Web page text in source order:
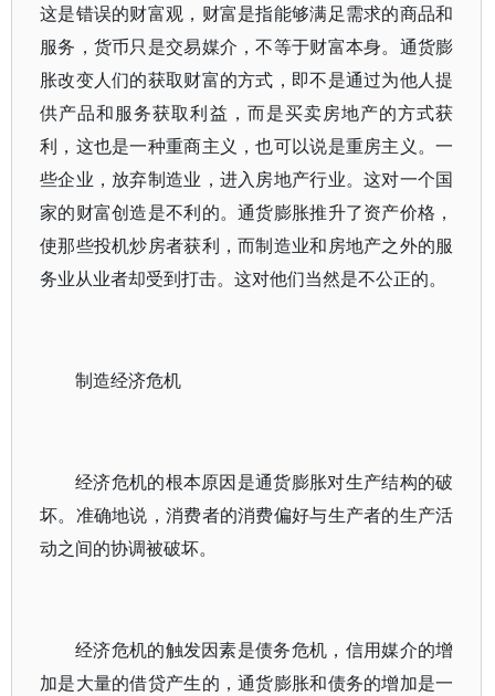
这是错误的财富观，财富是指能够满足需求的商品和
服务，货币只是交易媒介，不等于财富本身。通货膨
胀改变人们的获取财富的方式，即不是通过为他人提
供产品和服务获取利益，而是买卖房地产的方式获
利，这也是一种重商主义，也可以说是重房主义。一
些企业，放弃制造业，进入房地产行业。这对一个国
家的财富创造是不利的。通货膨胀推升了资产价格，
使那些投机炒房者获利，而制造业和房地产之外的服
务业从业者却受到打击。这对他们当然是不公正的。
制造经济危机
经济危机的根本原因是通货膨胀对生产结构的破
坏。准确地说，消费者的消费偏好与生产者的生产活
动之间的协调被破坏。
经济危机的触发因素是债务危机，信用媒介的增
加是大量的借贷产生的，通货膨胀和债务的增加是一